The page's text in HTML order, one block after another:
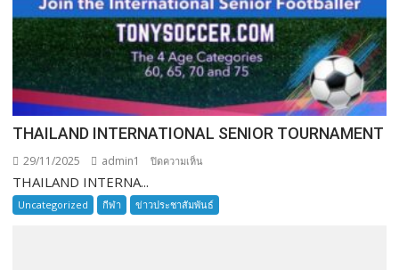
THAILAND INTERNATIONAL SENIOR TOURNAMENT
29/11/2025 admin1 ปิดความเห็น
INTERNATIONAL
SENIOR
THAILAND INTERNA...
Uncategorized กีฬา ข่าวประชาสัมพันธ์